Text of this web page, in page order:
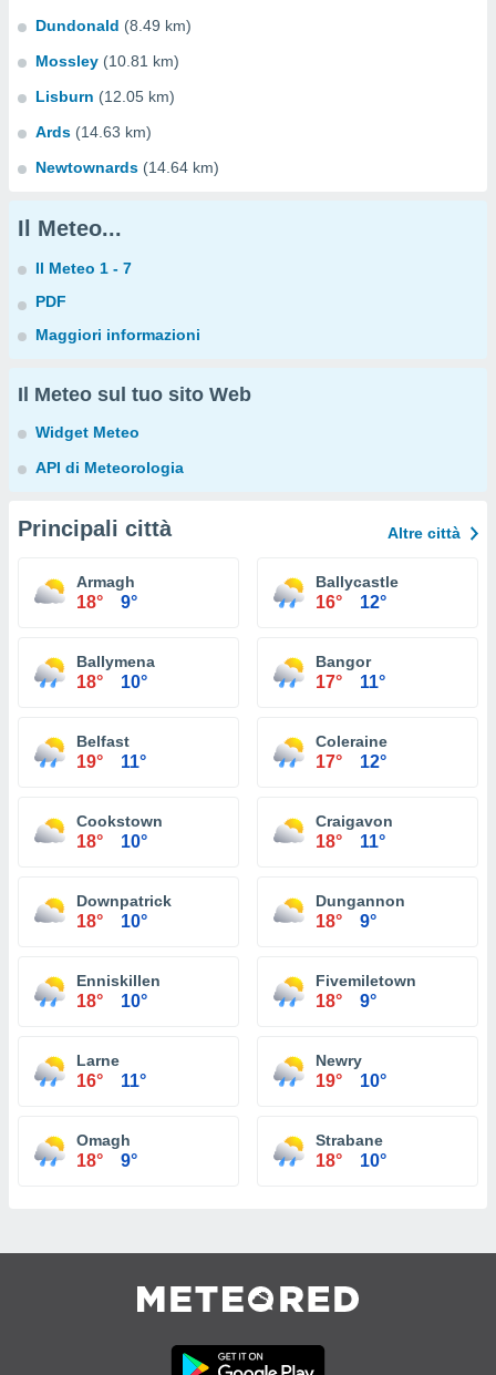
Dundonald (8.49 km)
Mossley (10.81 km)
Lisburn (12.05 km)
Ards (14.63 km)
Newtownards (14.64 km)
Il Meteo...
Il Meteo 1 - 7
PDF
Maggiori informazioni
Il Meteo sul tuo sito Web
Widget Meteo
API di Meteorologia
Principali città Altre città
Armagh
18° 9°
Ballycastle
16° 12°
Ballymena
18° 10°
Bangor
17° 11°
Belfast
19° 11°
Coleraine
17° 12°
Cookstown
18° 10°
Craigavon
18° 11°
Downpatrick
18° 10°
Dungannon
18° 9°
Enniskillen
18° 10°
Fivemiletown
18° 9°
Larne
16° 11°
Newry
19° 10°
Omagh
18° 9°
Strabane
18° 10°